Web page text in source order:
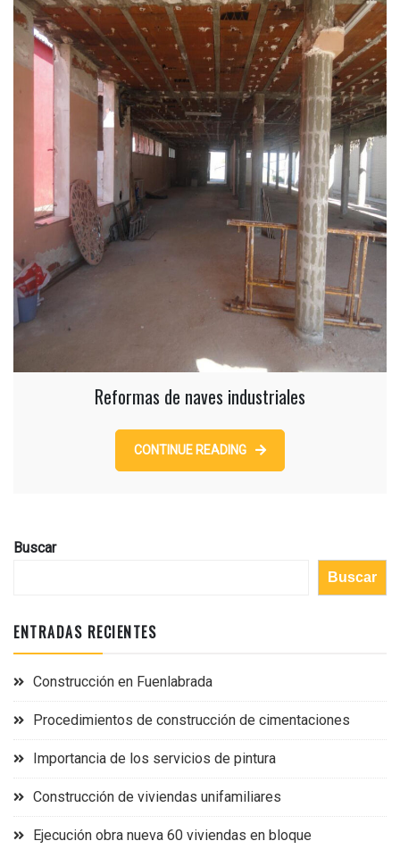
Reformas de naves industriales
CONTINUE READING
Buscar
Buscar
ENTRADAS RECIENTES
Construcción en Fuenlabrada
Procedimientos de construcción de cimentaciones
Importancia de los servicios de pintura
Construcción de viviendas unifamiliares
Ejecución obra nueva 60 viviendas en bloque